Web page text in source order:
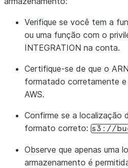
Verifique se você tem a
ou uma função com o
INTEGRATION na conta.
Certifique-se de que o
formatado corretamente
AWS.
Confirme se a localização
formato correto: s3://
Observe que apenas uma
armazenamento é